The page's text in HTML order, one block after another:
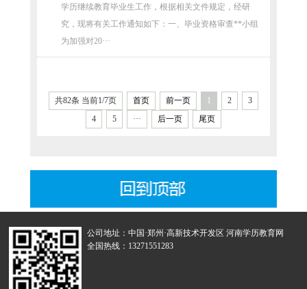
学历继续教育毕业生工作，根据相关文件规定，经研
究，现将有关工作通知如下：一、毕业资格审查**小组
为加强对20···
共82条 当前1/7页 首页 前一页 1 2
3
4
5 ··· 后一页 尾页
公司地址：中国·郑州·高新技术开发区 河南学历教育网
全国热线：13271551283